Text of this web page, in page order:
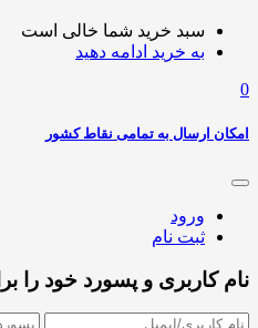
سبد خرید شما خالی است
به خرید ادامه دهید
0
امکان ارسال به تمامی نقاط کشور
ورود
ثبت نام
نام کاربری و پسورد خود را